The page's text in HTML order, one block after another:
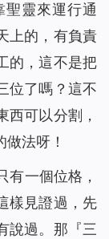
靈來運行通
上的，有負責
的，這不是把
位了嗎？這不
西可以分割，
法呀！
有一個位格，
樣見證過，先
說過。那『三